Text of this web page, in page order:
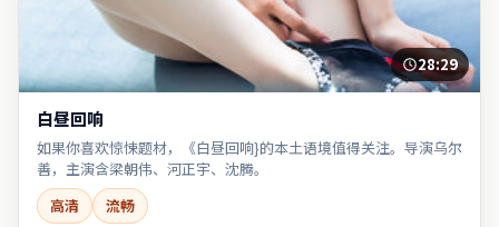
28:29
白昼回响
如果你喜欢惊悚题材，《白昼回响}的本土语境值得关注。导演乌尔
善，主演含梁朝伟、河正宇、沈腾。
高清
流畅